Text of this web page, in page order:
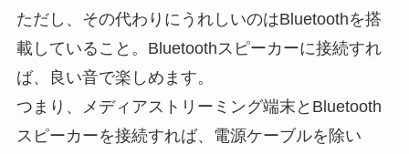
ただし、その代わりにうれしいのはBluetoothを搭
載していること。Bluetoothスピーカーに接続すれ
ば、良い音で楽しめます。
つまり、メディアストリーミング端末とBluetooth
スピーカーを接続すれば、電源ケーブルを除い